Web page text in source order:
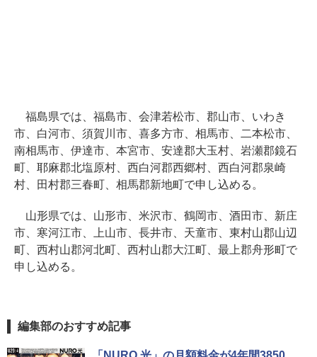
福島県では、福島市、会津若松市、郡山市、いわき
市、白河市、須賀川市、喜多方市、相馬市、二本松市、
南相馬市、伊達市、本宮市、安達郡大玉村、岩瀬郡鏡石
町、耶麻郡北塩原村、西白河郡西郷村、西白河郡泉崎
村、田村郡三春町、相馬郡新地町で申し込める。
山形県では、山形市、米沢市、鶴岡市、酒田市、新庄
市、寒河江市、上山市、長井市、天童市、東村山郡山辺
町、西村山郡河北町、西村山郡大江町、最上郡舟形町で
申し込める。
編集部のおすすめ記事